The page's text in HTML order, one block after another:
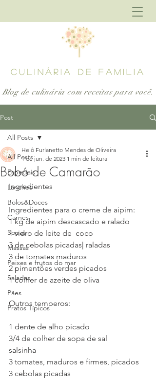
CULINÁRIA DE FAMILIA
Blog de culinária com receitas para você.
Post
All Posts
Especiais
Lanches
Bolos&Doces
Carnes
Sopas
Massas
Peixes e frutos do mar
Saladas
Pães
Pratos Típicos
All Posts
Bobó de Camarão
Helô Furlanetto Mendes de Oliveira
1 de jun. de 2023 1 min de leitura
Ingredientes
Ingredientes para o creme de aipim:
1 kg de aipim descascado e ralado
1 vidro de leite de  coco
3 de cebolas picadas| raladas
3 de tomates maduros
2 pimentões verdes picados
1 colher de azeite de oliva
Outros temperos:
1 dente de alho picado
3/4 de colher de sopa de sal
salsinha
3 tomates, maduros e firmes, picados
3 cebolas picadas